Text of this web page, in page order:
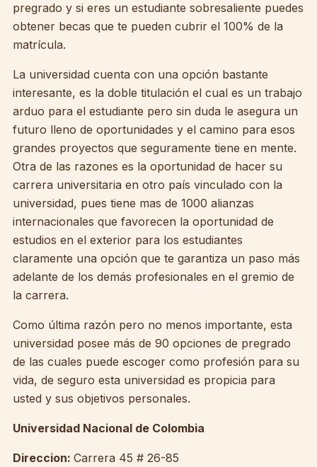
pregrado y si eres un estudiante sobresaliente puedes
obtener becas que te pueden cubrir el 100% de la
matrícula.
La universidad cuenta con una opción bastante
interesante, es la doble titulación el cual es un trabajo
arduo para el estudiante pero sin duda le asegura un
futuro lleno de oportunidades y el camino para esos
grandes proyectos que seguramente tiene en mente.
Otra de las razones es la oportunidad de hacer su
carrera universitaria en otro país vinculado con la
universidad, pues tiene mas de 1000 alianzas
internacionales que favorecen la oportunidad de
estudios en el exterior para los estudiantes
claramente una opción que te garantiza un paso más
adelante de los demás profesionales en el gremio de
la carrera.
Como última razón pero no menos importante, esta
universidad posee más de 90 opciones de pregrado
de las cuales puede escoger como profesión para su
vida, de seguro esta universidad es propicia para
usted y sus objetivos personales.
Universidad Nacional de Colombia
Direccion: Carrera 45 # 26-85